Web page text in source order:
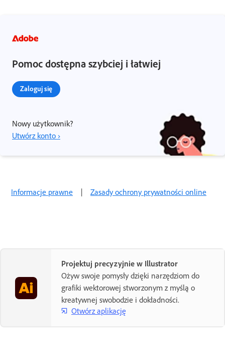
Pomoc dostępna szybciej i łatwiej
Zaloguj się
Nowy użytkownik?
Utwórz konto ›
Informacje prawne | Zasady ochrony prywatności online
Projektuj precyzyjnie w Illustrator
Ożyw swoje pomysły dzięki narzędziom do
grafiki wektorowej stworzonym z myślą o
kreatywnej swobodzie i dokładności.
Otwórz aplikację